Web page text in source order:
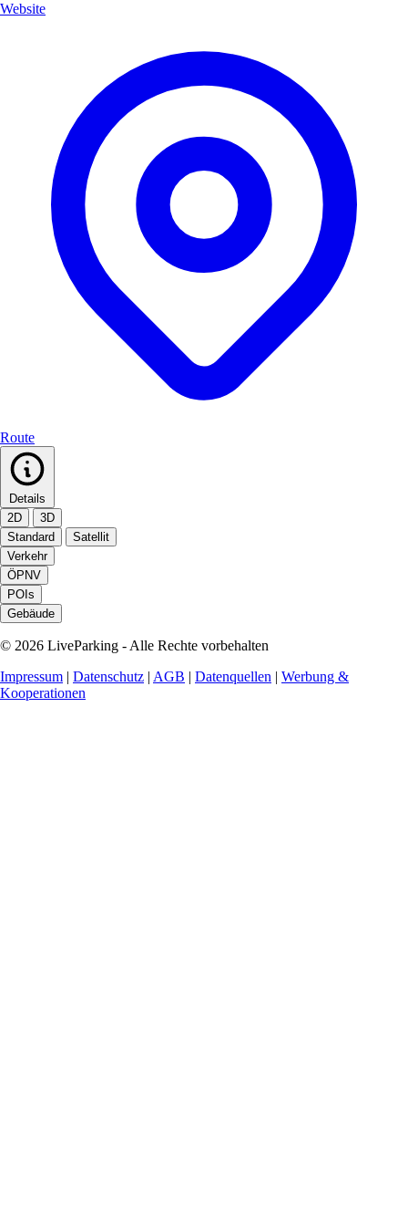
Website
Route
Details
2D
3D
Standard
Satellit
Verkehr
ÖPNV
POIs
Gebäude
© 2026 LiveParking - Alle Rechte vorbehalten
Impressum | Datenschutz | AGB | Datenquellen | Werbung &
Kooperationen